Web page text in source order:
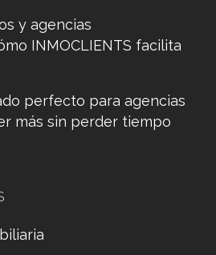
y agencias
INMOCLIENTS facilita
perfecto para agencias
más sin perder tiempo